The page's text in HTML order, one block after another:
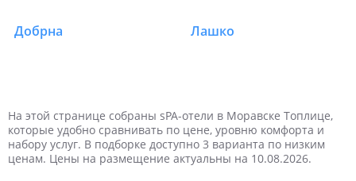
Добрна Лашко
3 туриста 4 туриста
3 дня 4 дня
5 дней 6 дней
Март Апрель
Май Июнь
Недорогие Дорогие
Самые дорогие
На этой странице собраны sPA-отели в Моравске Топлице,
которые удобно сравнивать по цене, уровню комфорта и
набору услуг. В подборке доступно 3 варианта по низким
ценам. Цены на размещение актуальны на 10.08.2026.